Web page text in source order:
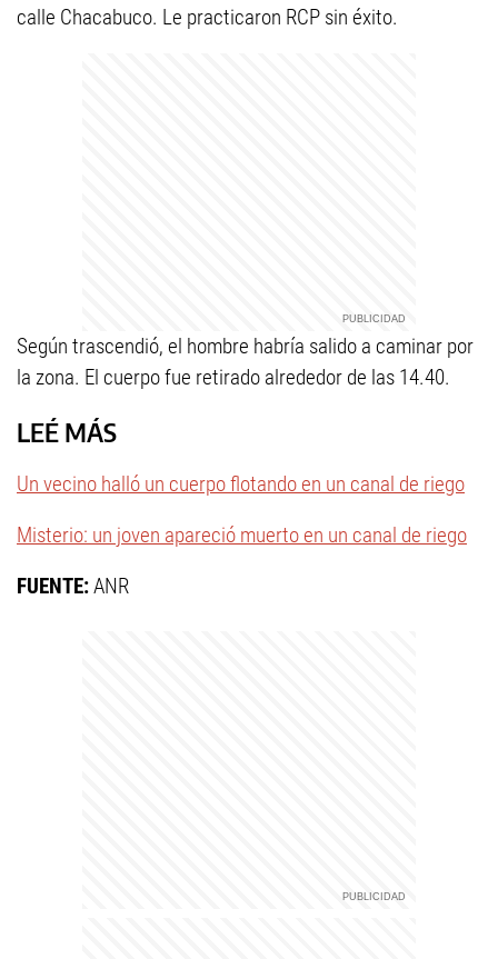
calle Chacabuco. Le practicaron RCP sin éxito.
Según trascendió, el hombre habría salido a caminar por
la zona. El cuerpo fue retirado alrededor de las 14.40.
LEÉ MÁS
Un vecino halló un cuerpo flotando en un canal de riego
Misterio: un joven apareció muerto en un canal de riego
FUENTE:ANR